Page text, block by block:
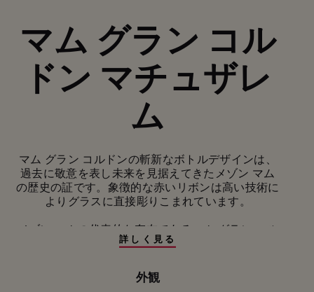
マム グラン コル
ドン マチュザレ
ム
マム グラン コルドンの斬新なボトルデザインは、
過去に敬意を表し未来を見据えてきたメゾン マム
の歴史の証です。象徴的な赤いリボンは高い技術に
よりグラスに直接彫りこまれています。
メゾン マムの代表的な存在であるマム グラン コル
ドンは、フランスのシャンパーニュが産地であるピ
す。 100を超えるクリュ（村）から集めたブドウ
で、シャルドネのもつエレガンスさとミネラル感、
詳しく見る
外観